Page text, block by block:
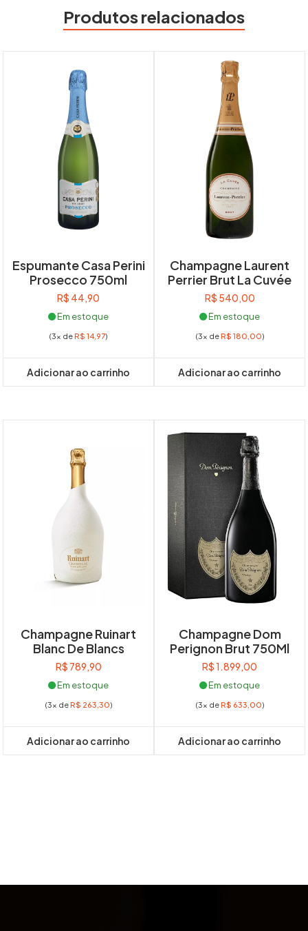
Produtos relacionados
Espumante Casa Perini
Prosecco 750ml
R$ 44,90
Em estoque
(3x deR$ 14,97)
Adicionar ao carrinho
Champagne Laurent
Perrier Brut La Cuvée
R$ 540,00
Em estoque
(3x deR$ 180,00)
Adicionar ao carrinho
Champagne Ruinart
Blanc De Blancs
R$ 789,90
Em estoque
(3x deR$ 263,30)
Adicionar ao carrinho
Champagne Dom
Perignon Brut 750Ml
R$1.899,00
Em estoque
(3x deR$ 633,00)
Adicionar ao carrinho